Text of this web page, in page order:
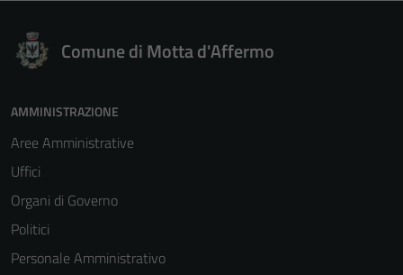
Comune di Motta d'Affermo
AMMINISTRAZIONE
Aree Amministrative
Uffici
Organi di Governo
Politici
Personale Amministrativo